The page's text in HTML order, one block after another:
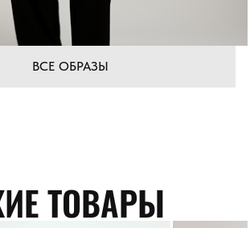
ВСЕ ОБРАЗЫ
ТОВАРЫ